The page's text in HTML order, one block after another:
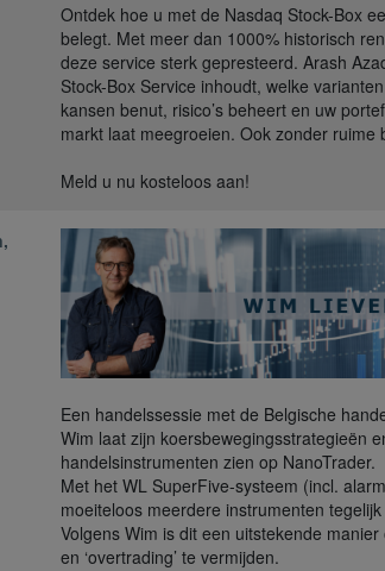
Ontdek hoe u met de Nasdaq Stock-Box
belegt. Met meer dan 1000% historisch
deze service sterk gepresteerd. Arash
Stock-Box Service inhoudt, welke
kansen benut, risico’s beheert en uw
markt laat meegroeien. Ook zonder ruime
Meld u nu kosteloos aan!
Een handelssessie met de Belgische
Wim laat zijn koersbewegingsstrategieën
handelsinstrumenten zien op NanoTrader.
Met het WL SuperFive-systeem (incl.
moeiteloos meerdere instrumenten
Volgens Wim is dit een uitstekende
en ‘overtrading’ te vermijden.